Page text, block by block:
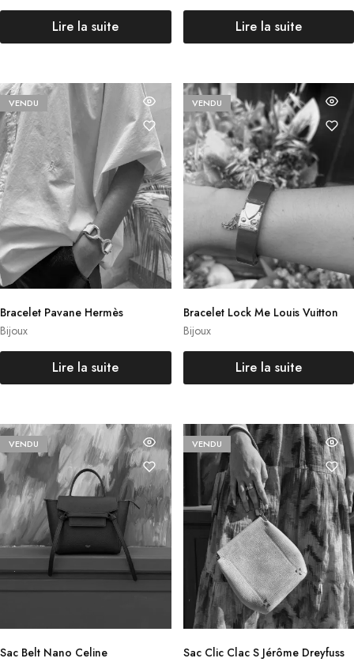
Lire la suite Lire la suite
VENDU
Bijoux
Bracelet Pavane Hermès
Lire la suite
VENDU
Bijoux
Bracelet Lock Me Louis Vuitton
Lire la suite
VENDU
Sac Belt Nano Celine
VENDU
Sac Clic Clac S Jérôme Dreyfuss